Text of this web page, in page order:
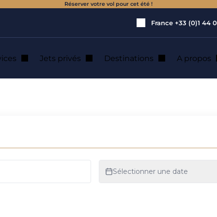
Réserver votre vol pour cet été !
France +33 (0)1 44
Jets privés Destinations A propos